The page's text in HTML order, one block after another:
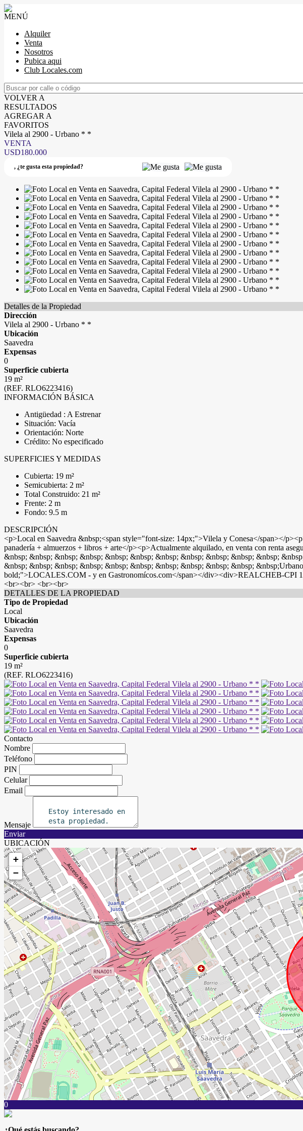
MENÚ
Alquiler
Venta
Nosotros
Pubica aqui
Club Locales.com
VOLVER A
RESULTADOS
AGREGAR A
FAVORITOS
Vilela al 2900 - Urbano * *
VENTA
USD180.000
, ¿te gusta esta propiedad?
Detalles de la Propiedad
Dirección
Vilela al 2900 - Urbano * *
Ubicación
Saavedra
Expensas
0
Superficie cubierta
19 m²
(REF. RLO6223416)
INFORMACIÓN BÁSICA
Antigüedad : A Estrenar
Situación: Vacía
Orientación: Norte
Crédito: No especificado
SUPERFICIES Y MEDIDAS
Cubierta: 19 m²
Semicubierta: 2 m²
Total Construido: 21 m²
Frente: 2 m
Fondo: 9.5 m
DESCRIPCIÓN
<p>Local en Saavedra &nbsp;<span style="font-size: 14px;">Vilela y Conesa</span></
panadería + almuerzos + libros + arte</p><p>Actualmente alquilado, en venta con renta
&nbsp; &nbsp; &nbsp; &nbsp; &nbsp; &nbsp; &nbsp; &nbsp; &nbsp; &nbsp; &nbsp;
&nbsp; &nbsp; &nbsp; &nbsp; &nbsp; &nbsp; &nbsp; &nbsp; &nbsp; &nbsp;
bold;">LOCALES.COM - y en Gastronomícos.com</span></div><div>REALCHEB-CPI
<br><br> <br><br>
DETALLES DE LA PROPIEDAD
Tipo de Propiedad
Local
Ubicación
Saavedra
Expensas
0
Superficie cubierta
19 m²
(REF. RLO6223416)
Contacto
Nombre
Teléfono
PIN
Celular
Email
Mensaje
Enviar
UBICACIÓN
+
−
0